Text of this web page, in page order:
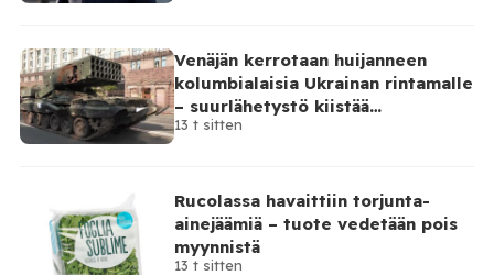
Venäjän kerrotaan huijanneen
kolumbialaisia Ukrainan rintamalle
– suurlähetystö kiistää
osallisuutensa
13 t sitten
Rucolassa havaittiin torjunta-
ainejäämiä – tuote vedetään pois
myynnistä
13 t sitten